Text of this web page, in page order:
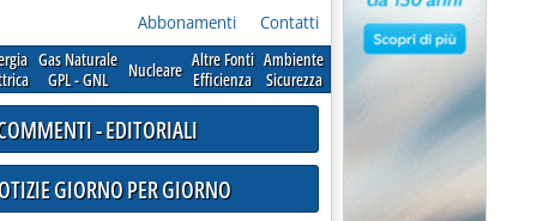
Abbonamenti Contatti
Gas Naturale
GPL - GNL
Nucleare Altre Fonti
Efficienza
Ambiente
Sicurezza
- EDITORIALI
GIORNO PER GIORNO